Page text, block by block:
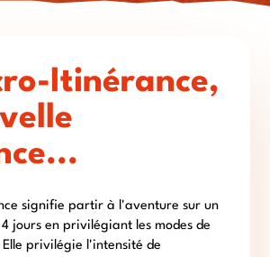
Itinérance,
signifie partir à l'aventure sur un
jours en privilégiant les modes de
privilégie l'intensité de